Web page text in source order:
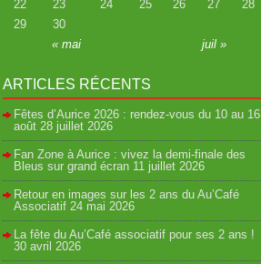
« mai juil »
22
23 24 25 26 27
28
29
30
ARTICLES RÉCENTS
Fêtes d’Aurice 2026 : rendez-vous du 10 au 16
août 28 juillet 2026
Fan Zone à Aurice : vivez la demi-finale des
Bleus sur grand écran 11 juillet 2026
Retour en images sur les 2 ans du Au’Café
Associatif 24 mai 2026
La fête du Au’Café associatif pour ses 2 ans !
30 avril 2026